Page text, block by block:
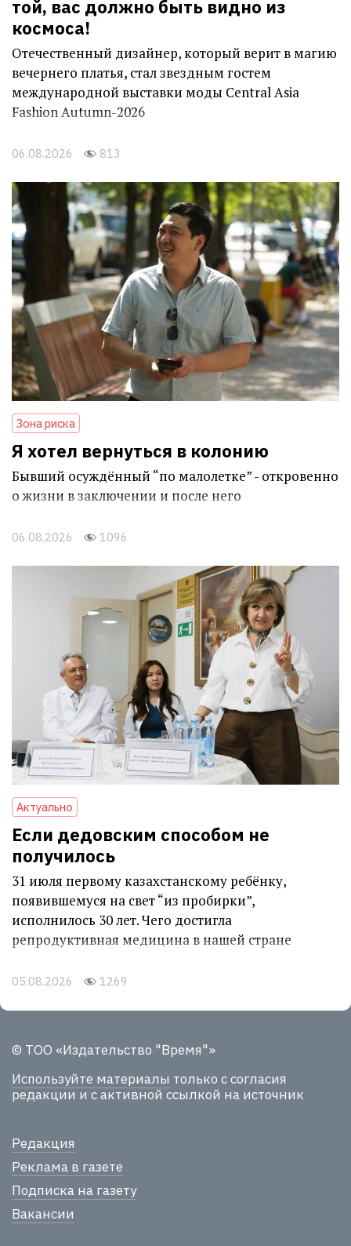
той, вас должно быть видно из
космоса!
Отечественный дизайнер, который верит в магию
вечернего платья, стал звездным гостем
международной выставки моды Central Asia
Fashion Autumn-2026
06.08.2026 813
Зона риска
Я хотел вернуться в колонию
Бывший осуждённый “по малолетке” - откровенно
о жизни в заключении и после него
06.08.2026 1096
Актуально
Если дедовским способом не
получилось
31 июля первому казахстанскому ребёнку,
появившемуся на свет “из пробирки”,
исполнилось 30 лет. Чего достигла
репродуктивная медицина в нашей стране
05.08.2026 1269
© ТОО «Издательство "Время"»
Используйте материалы только с согласия
редакции и с активной ссылкой на источник
Редакция
Реклама в газете
Подписка на газету
Вакансии